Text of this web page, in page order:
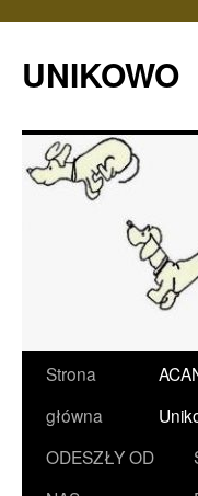
UNIKOWO
Przejdź
do
treści
Strona
główna
ODESZŁY OD